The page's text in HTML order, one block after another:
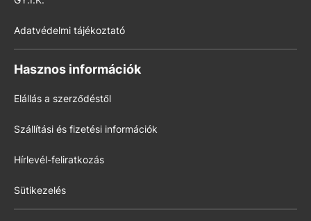
Adatvédelmi tájékoztató
Hasznos információk
Elállás a szerződéstől
Szállítási és fizetési információk
Hírlevél-feliratkozás
Sütikezelés